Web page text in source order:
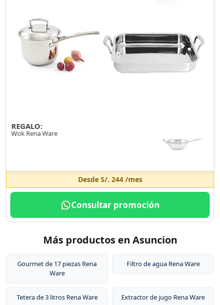
REGALO:
Wok Rena Ware
Desde S/. 244/mes
Consultar promoción
Más productos en Asuncion
Gourmet de 17 piezas Rena
Ware
Filtro de agua Rena Ware
Tetera de 3 litros Rena Ware Extractor de jugo Rena Ware